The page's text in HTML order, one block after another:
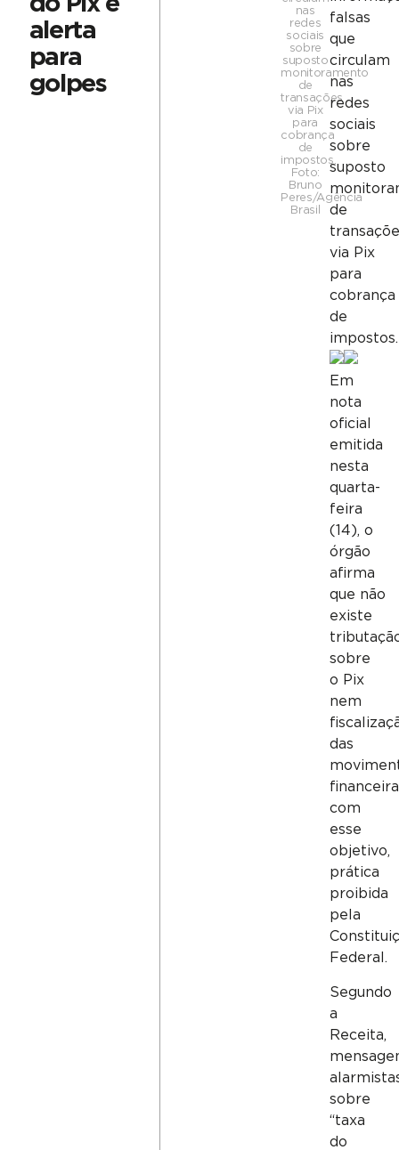
alerta
para
golpes
nas
redes
sociais
sobre
suposto
monitoramento
de
transações
via Pix
para
cobrança
de
impostos.
Foto:
Bruno
Peres/Agência
Brasil
falsas
que
circulam
nas
redes
sociais
sobre
suposto
de
via Pix
para
cobrança
de
impostos.
Em
nota
oficial
emitida
nesta
quarta-
feira
(14), o
órgão
afirma
que não
existe
sobre
o Pix
nem
das
com
esse
objetivo,
prática
proibida
pela
Federal.
Segundo
a
Receita,
sobre
“taxa
do